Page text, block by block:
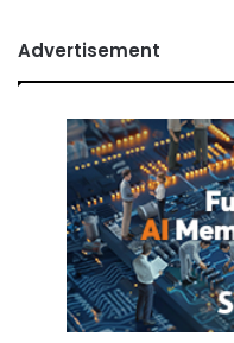
Advertisement